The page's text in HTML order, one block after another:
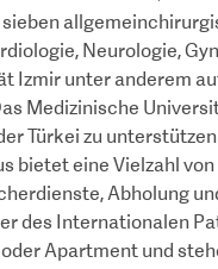
Neurologie,
Izmir unter anderem
Medizinische
Türkei zu
bietet eine Vielzahl
Abholung
des Internationalen
Apartment und